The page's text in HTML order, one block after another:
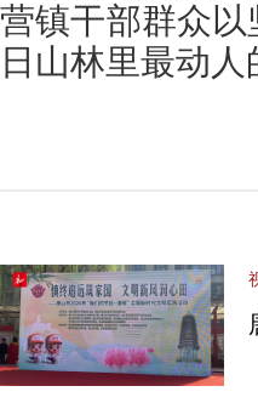
营镇干部群众
日山林里最动人